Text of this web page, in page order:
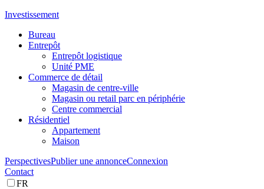
Investissement
Bureau
Entrepôt
Entrepôt logistique
Unité PME
Commerce de détail
Magasin de centre-ville
Magasin ou retail parc en périphérie
Centre commercial
Résidentiel
Appartement
Maison
PerspectivesPublier une annonceConnexion
Contact
FR